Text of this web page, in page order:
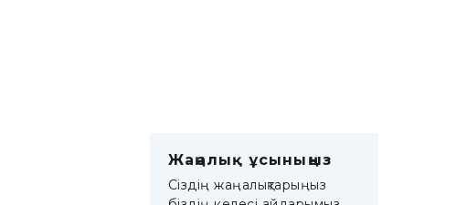
Жаңалық ұсыныңыз
Сіздің жаңалықтарыңыз